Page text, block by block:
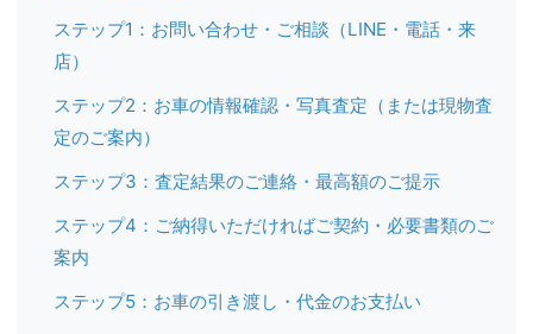
ステップ1：お問い合わせ・ご相談（LINE・電話・来
店）
ステップ2：お車の情報確認・写真査定（または現物査
定のご案内）
ステップ3：査定結果のご連絡・最高額のご提示
ステップ4：ご納得いただければご契約・必要書類のご
案内
ステップ5：お車の引き渡し・代金のお支払い